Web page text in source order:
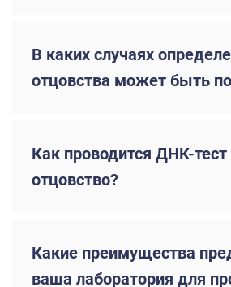
В каких случаях
отцовства может быть
Как проводится ДНК-тест
отцовство?
Какие преимущества
ваша лаборатория для